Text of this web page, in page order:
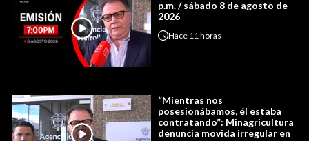
p.m. / sábado 8 de agosto de
2026
Hace 11 horas
“Mientras nos
posesionábamos, él estaba
contratando”: Minagricultura
denuncia movida irregular en